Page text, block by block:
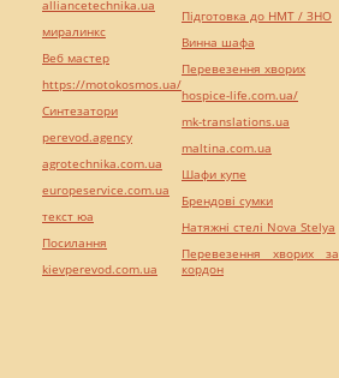
alliancetechnika.ua
миралинкс
Веб мастер
https://motokosmos.ua/
Синтезатори
perevod.agency
agrotechnika.com.ua
europeservice.com.ua
текст юа
Посилання
kievperevod.com.ua
Підготовка до НМТ / ЗНО
Винна шафа
Перевезення хворих
hospice-life.com.ua/
mk-translations.ua
maltina.com.ua
Шафи купе
Брендові сумки
Натяжні стелі Nova Stelya
Перевезення хворих за
кордон